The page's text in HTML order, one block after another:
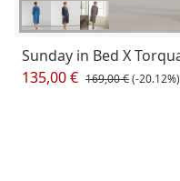
Sunday in Bed X
135,00 € 169,00 €(-20.12%)